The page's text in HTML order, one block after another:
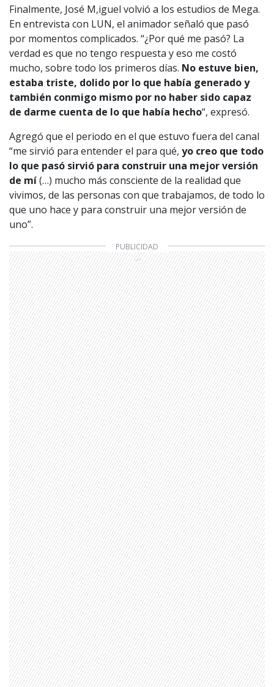
Finalmente, José M,iguel volvió a los estudios de Mega.
En entrevista con LUN, el animador señaló que pasó
por momentos complicados. “¿Por qué me pasó? La
verdad es que no tengo respuesta y eso me costó
mucho, sobre todo los primeros días. No estuve bien,
estaba triste, dolido por lo que había generado y
también conmigo mismo por no haber sido capaz
de darme cuenta de lo que había hecho“, expresó.
Agregó que el periodo en el que estuvo fuera del canal
“me sirvió para entender el para qué, yo creo que todo
lo que pasó sirvió para construir una mejor versión
de mí(…) mucho más consciente de la realidad que
vivimos, de las personas con que trabajamos, de todo lo
que uno hace y para construir una mejor versión de
uno”.